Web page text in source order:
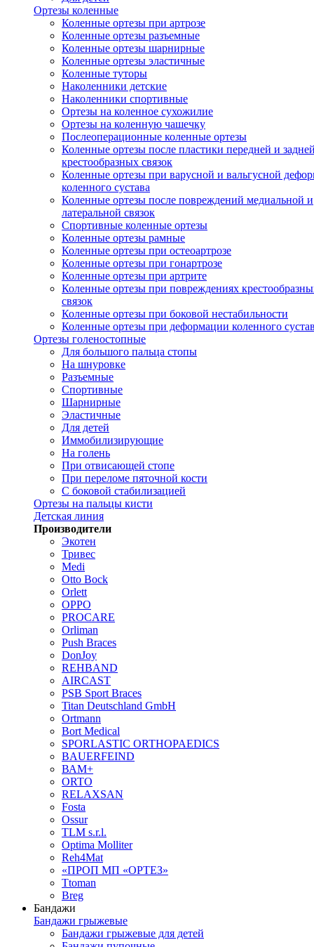
Ортезы коленные
Коленные ортезы при артрозе
Коленные ортезы разъемные
Коленные ортезы шарнирные
Коленные ортезы эластичные
Коленные туторы
Наколенники детские
Наколенники спортивные
Ортезы на коленное сухожилие
Ортезы на коленную чашечку
Послеоперационные коленные ортезы
Коленные ортезы после пластики передней и
крестообразных связок
Коленные ортезы при варусной и вальгусной
коленного сустава
Коленные ортезы после повреждений медиальной и
латеральной связок
Спортивные коленные ортезы
Коленные ортезы рамные
Коленные ортезы при остеоартрозе
Коленные ортезы при гонартрозе
Коленные ортезы при артрите
Коленные ортезы при повреждениях
связок
Коленные ортезы при боковой нестабильности
Коленные ортезы при деформации коленного
Ортезы голеностопные
Для большого пальца стопы
На шнуровке
Разъемные
Спортивные
Шарнирные
Эластичные
Для детей
Иммобилизирующие
На голень
При отвисающей стопе
При переломе пяточной кости
С боковой стабилизацией
Ортезы на пальцы кисти
Детская линия
Производители
Экотен
Тривес
Medi
Otto Bock
Orlett
OPPO
PROCARE
Orliman
Push Braces
DonJoy
REHBAND
AIRCAST
PSB Sport Braces
Titan Deutschland GmbH
Ortmann
Bort Medical
SPORLASTIC ORTHOPAEDICS
BAUERFEIND
ВАМ+
ORTO
RELAXSAN
Fosta
Ossur
TLM s.r.l.
Optima Molliter
Reh4Mat
«ПРОП МП «ОРТЕЗ»
Ttoman
Breg
Бандажи
Бандажи грыжевые
Бандажи грыжевые для детей